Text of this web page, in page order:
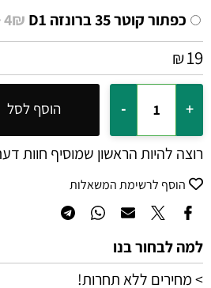
כפתור קוטר 35 ברונזה D1
4₪ +
₪19
הוסף לסל
רוצה להיות הראשון שמוסיף חוות
הוסף לרשימת המשאלות
למה לבחור בנו
> מחירים ללא תחרות!